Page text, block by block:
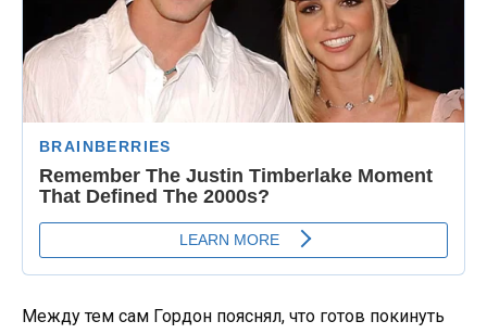
Между тем сам Гордон пояснял, что готов покинуть